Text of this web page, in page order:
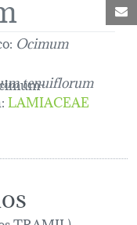
Ocimum
tenuiflorum
:LAMIACEAE